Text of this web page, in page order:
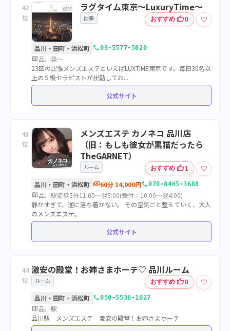
42
位
ラグタイム東京～LuxuryTime～
出張 おすすめ thumb_up0 ♡
品川・田町・浜松町 call03-5577-5020
map品川発～
23区の出張メンズエステといえばLUXTIME東京です。毎日30名以
上のＳ級セラピストが出勤してお...
公式サイト
43
位
メンズエステ カノネコ 品川店
（旧：もしも彼女が黒猫だったら
TheGARNET）
ルーム おすすめ thumb_up1
♡
品川・田町・浜松町 payments60分 14,000円call070-8465-3688
map品川駅徒歩5分11:00～翌5:00(受付：10:00～翌4:00)
静かすぎて、逆に落ち着かない。 その空気ごと整えていく、大人
のメンズエステ。
公式サイト
44
位
激安の殿堂！お姉さまホーテ♡ 品川ルーム
ルーム おすすめ thumb_up0
♡
品川・田町・浜松町 call050-5536-1027
map品川駅
品川駅 メンズエステ 激安の殿堂！お姉さまホーテ